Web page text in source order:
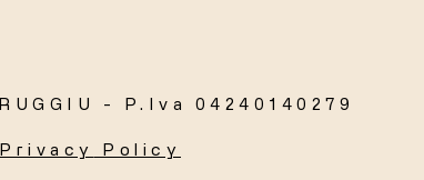
- P.Iva 04240140279
Privacy Policy